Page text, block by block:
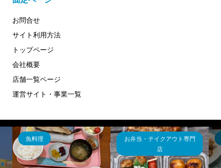
お問合せ
サイト利用方法
トップページ
会社概要
店舗一覧ページ
運営サイト・事業一覧
魚料理
お弁当・テイクアウト専門
店